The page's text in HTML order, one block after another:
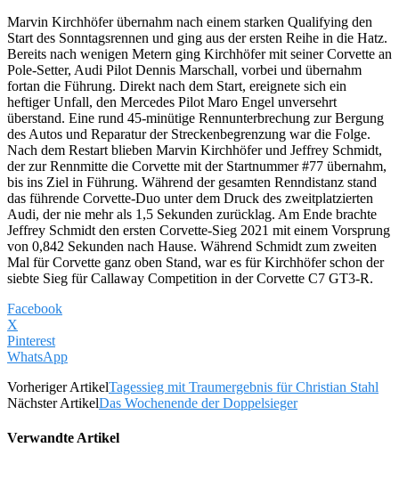
Marvin Kirchhöfer übernahm nach einem starken Qualifying den
Start des Sonntagsrennen und ging aus der ersten Reihe in die Hatz.
Bereits nach wenigen Metern ging Kirchhöfer mit seiner Corvette an
Pole-Setter, Audi Pilot Dennis Marschall, vorbei und übernahm
fortan die Führung. Direkt nach dem Start, ereignete sich ein
heftiger Unfall, den Mercedes Pilot Maro Engel unversehrt
überstand. Eine rund 45-minütige Rennunterbrechung zur Bergung
des Autos und Reparatur der Streckenbegrenzung war die Folge.
Nach dem Restart blieben Marvin Kirchhöfer und Jeffrey Schmidt,
der zur Rennmitte die Corvette mit der Startnummer #77 übernahm,
bis ins Ziel in Führung. Während der gesamten Renndistanz stand
das führende Corvette-Duo unter dem Druck des zweitplatzierten
Audi, der nie mehr als 1,5 Sekunden zurücklag. Am Ende brachte
Jeffrey Schmidt den ersten Corvette-Sieg 2021 mit einem Vorsprung
von 0,842 Sekunden nach Hause. Während Schmidt zum zweiten
Mal für Corvette ganz oben Stand, war es für Kirchhöfer schon der
siebte Sieg für Callaway Competition in der Corvette C7 GT3-R.
Facebook
X
Pinterest
WhatsApp
Vorheriger ArtikelTagessieg mit Traumergebnis für Christian Stahl
Nächster ArtikelDas Wochenende der Doppelsieger
Verwandte Artikel